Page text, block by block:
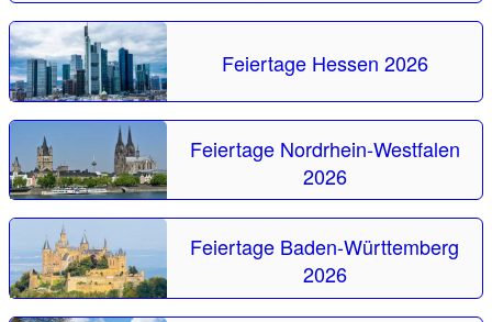
Feiertage Hessen 2026
Feiertage Nordrhein-Westfalen
2026
Feiertage Baden-Württemberg
2026